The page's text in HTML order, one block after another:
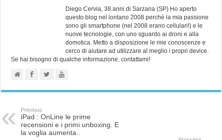
Diego Cervia, 38 anni di Sarzana (SP) Ho aperto
questo blog nel lontano 2008 perchè la mia passione
sono gli smartphone (nel 2008 erano cellulari!) e le
nuove tecnologie, con uno sguardo ai droni e alla
domotica. Metto a disposizione le mie conoscenze e
cerco di aiutare ad utilizzare al meglio i propri device.
Se hai bisogno di qualche informazione, contattami!
Previous
iPad : OnLine le prime
recensioni e i primi unboxing. E
la voglia aumenta..